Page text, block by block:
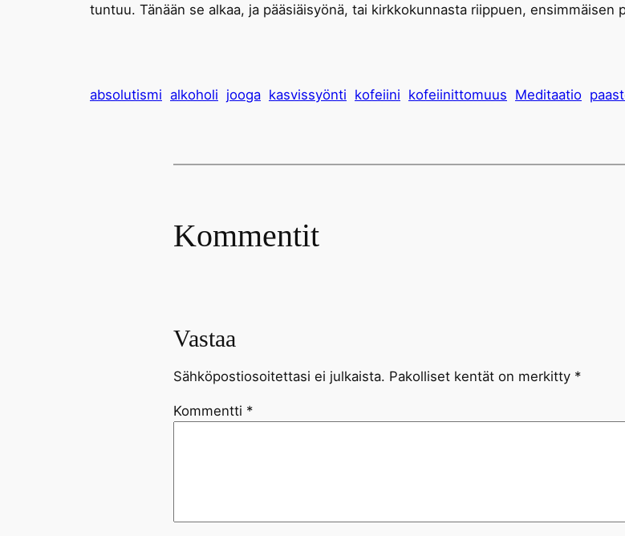
tuntuu. Tänään se alkaa, ja pääsiäisyönä, tai kirkkokunnasta riippuen, ensimmäisen
absolutismi alkoholi jooga kasvissyönti kofeiini kofeiinittomuus Meditaatio
Kommentit
Vastaa
Sähköpostiosoitettasi ei julkaista. Pakolliset kentät on merkitty *
Kommentti *